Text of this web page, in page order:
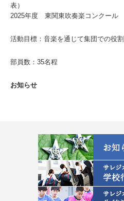
表）
2025年度 東関東吹奏楽コンクー
活動目標：音楽を通じて集団での役割
部員数：35名程
お知らせ